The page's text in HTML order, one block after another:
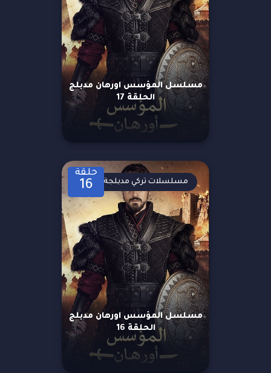
مسلسل المؤسس اورهان مدبلج
الحلقة 17
حلقة
16
مسلسل المؤسس اورهان مدبلج
الحلقة 16
مسلسلات تركي مدبلجة